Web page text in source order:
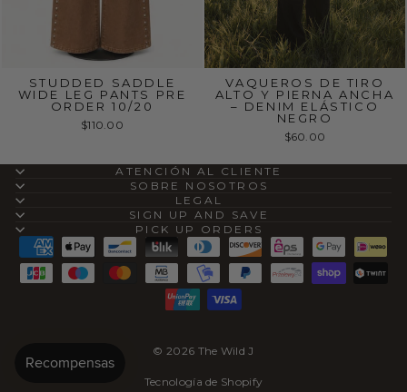
STUDDED SADDLE
WIDE LEG PANTS PRE
ORDER 10/20
$110.00
VAQUEROS DE TIRO
ALTO Y PIERNA ANCHA
– DENIM ELÁSTICO
NEGRO
$60.00
ATENCIÓN AL CLIENTE
SOBRE NOSOTROS
LEGAL
SIGN UP AND SAVE
PICK UP ORDERS
© 2026 The Wild J
Tecnología de Shopify